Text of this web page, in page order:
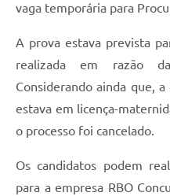
vaga temporária para
A prova estava prevista
realizada em razão
Considerando ainda que,
estava em licença-
o processo foi cancelado.
Os candidatos podem
para a empresa RBO